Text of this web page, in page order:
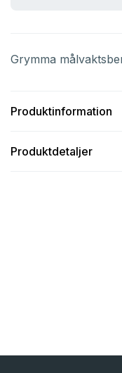
Grymma
Produktinformation
Produktdetaljer